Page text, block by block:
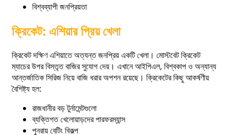
বিশ্বব্যাপী জনপ্রিয়তা
ক্রিকেট: এশিয়ার প্রিয় খেলা
ক্রিকেট দক্ষিণ এশিয়াতে অত্যন্ত জনপ্রিয় একটি খেলা। মোস্টবেট ক্রিকেট
ম্যাচের উপর বিস্তৃত বাজির সুযোগ দেয়। এখানে আইপিএল, বিশ্বকাপ ও অন্যান্য
আন্তর্জাতিক সিরিজ নিয়ে বাজি ধরার অপশন রয়েছে। ক্রিকেটের কিছু আকর্ষণীয়
বৈশিষ্ট্য হল:
রাজধানীর বড় টুর্নামেন্টগুলো
ব্যক্তিগত খেলোয়াড়দের পারফরম্যান্স
পুনরায় বেটিং বিকল্প